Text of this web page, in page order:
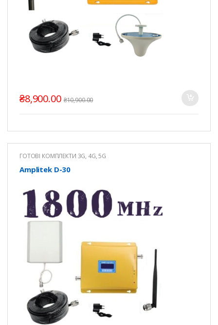
₴8,900.00 ₴10,900.00
ГОТОВІ КОМПЛЕКТИ 3G, 4G, 5G
Amplitek D-30